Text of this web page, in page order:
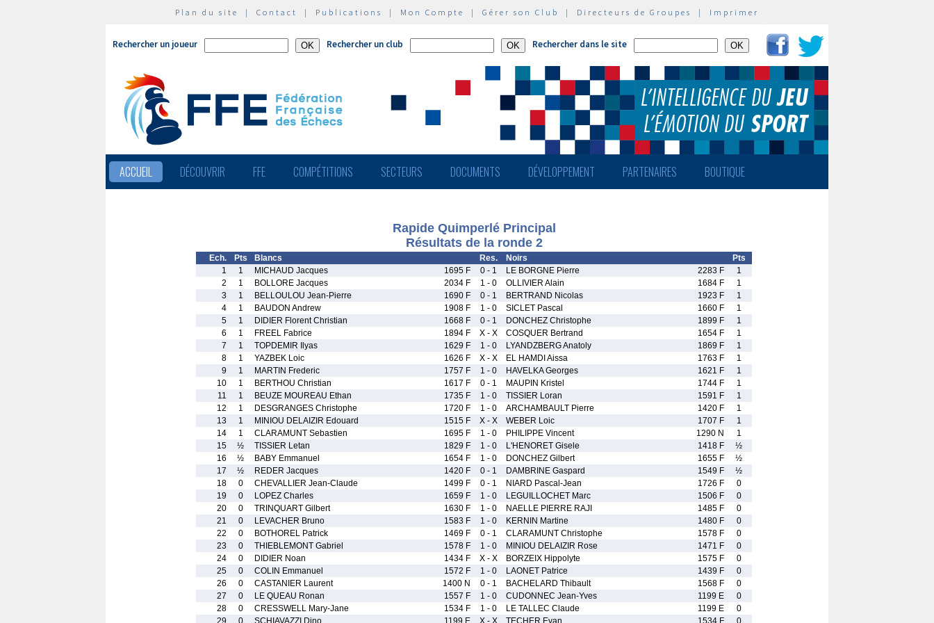
Plan du site | Contact | Publications | Mon Compte | Gérer son Club | Directeurs de Groupes | Imprimer
Rechercher un joueur Rechercher un club Rechercher dans le site
ACCUEIL DÉCOUVRIR FFE COMPÉTITIONS SECTEURS DOCUMENTS DÉVELOPPEMENT PARTENAIRES BOUTIQUE
Rapide Quimperlé Principal
Résultats de la ronde 2
Ech. Pts Blancs Res. Noirs
Pts
1
1 MICHAUD Jacques 1695 F 0 - 1 LE BORGNE Pierre 2283 F
1
2
1 BOLLORE Jacques 2034 F 1 - 0 OLLIVIER Alain 1684 F
1
3
1 BELLOULOU Jean-Pierre 1690 F 0 - 1 BERTRAND Nicolas 1923 F
1
4
1 BAUDON Andrew 1908 F 1 - 0 SICLET Pascal 1660 F
1
5
1 DIDIER Florent Christian 1668 F 0 - 1 DONCHEZ Christophe 1899 F
1
6
1 FREEL Fabrice 1894 F X - X COSQUER Bertrand 1654 F
1
7
1 TOPDEMIR Ilyas 1629 F 1 - 0 LYANDZBERG Anatoly 1869 F
1
8
1 YAZBEK Loic 1626 F X - X EL HAMDI Aissa 1763 F
1
9
1 MARTIN Frederic 1757 F 1 - 0 HAVELKA Georges 1621 F
1
10
1 BERTHOU Christian 1617 F 0 - 1 MAUPIN Kristel 1744 F
1
11
1 BEUZE MOUREAU Ethan 1735 F 1 - 0 TISSIER Loran 1591 F
1
12
1 DESGRANGES Christophe 1720 F 1 - 0 ARCHAMBAULT Pierre 1420 F
1
13
1 MINIOU DELAIZIR Edouard 1515 F X - X WEBER Loic 1707 F
1
14
1 CLARAMUNT Sebastien 1695 F 1 - 0 PHILIPPE Vincent 1290 N
1
15
½ TISSIER Letan 1829 F 1 - 0 L'HENORET Gisele 1418 F
½
16
½ BABY Emmanuel 1654 F 1 - 0 DONCHEZ Gilbert 1655 F
½
17
½ REDER Jacques 1420 F 0 - 1 DAMBRINE Gaspard 1549 F
½
18
0 CHEVALLIER Jean-Claude 1499 F 0 - 1 NIARD Pascal-Jean 1726 F
0
19
0 LOPEZ Charles 1659 F 1 - 0 LEGUILLOCHET Marc 1506 F
0
20
0 TRINQUART Gilbert 1630 F 1 - 0 NAELLE PIERRE RAJI 1485 F
0
21
0 LEVACHER Bruno 1583 F 1 - 0 KERNIN Martine 1480 F
0
22
0 BOTHOREL Patrick 1469 F 0 - 1 CLARAMUNT Christophe 1578 F
0
23
0 THIEBLEMONT Gabriel 1578 F 1 - 0 MINIOU DELAIZIR Rose 1471 F
0
24
0 DIDIER Noan 1434 F X - X BORZEIX Hippolyte 1575 F
0
25
0 COLIN Emmanuel 1572 F 1 - 0 LAONET Patrice 1439 F
0
26
0 CASTANIER Laurent 1400 N 0 - 1 BACHELARD Thibault 1568 F
0
27
0 LE QUEAU Ronan 1557 F 1 - 0 CUDONNEC Jean-Yves 1199 E
0
28
0 CRESSWELL Mary-Jane 1534 F 1 - 0 LE TALLEC Claude 1199 E
0
29
0 SCHIAVAZZI Dino 1199 E X - X TECHER Evan 1534 F 0